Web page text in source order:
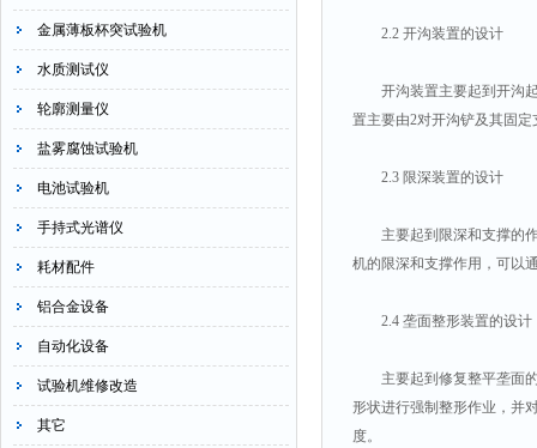
金属薄板杯突试验机
水质测试仪
轮廓测量仪
盐雾腐蚀试验机
电池试验机
手持式光谱仪
耗材配件
铝合金设备
自动化设备
试验机维修改造
其它
2.2 开沟装置的设计
开沟装置主要起到开沟起
置主要由2对开沟铲及其固
2.3 限深装置的设计
主要起到限深和支撑的作
机的限深和支撑作用，可以
2.4 垄面整形装置的设计
主要起到修复整平垄面的
形状进行强制整形作业，并
度。